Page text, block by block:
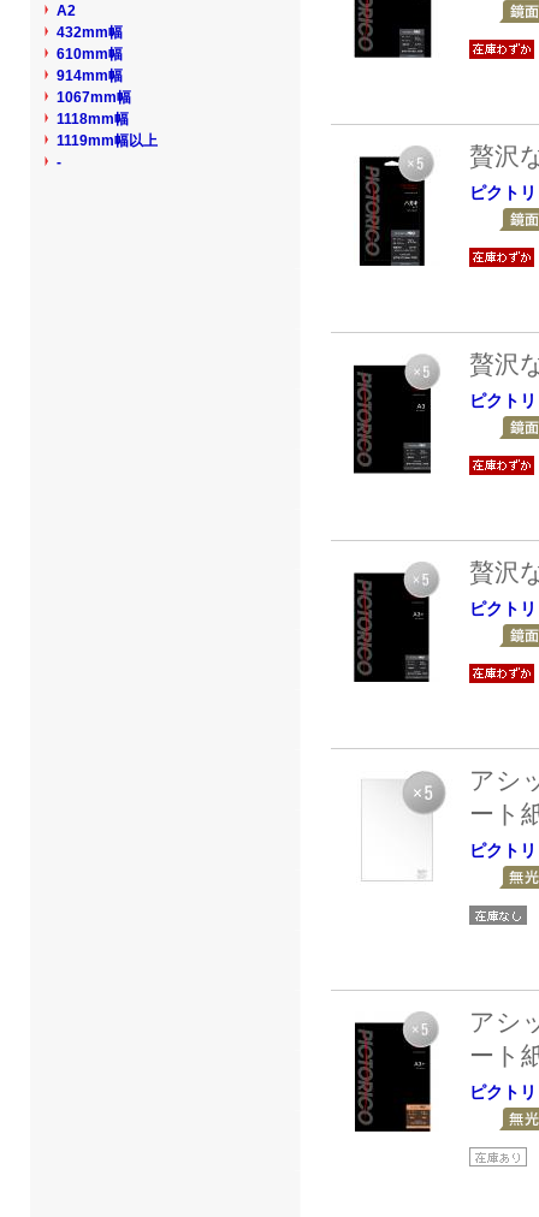
贅沢
ピクト
贅沢
ピクト
贅沢
ピクト
アシ
ート
ピクト
アシ
ート
ピクト
A2
432mm幅
610mm幅
914mm幅
1067mm幅
1118mm幅
1119mm幅以上
-